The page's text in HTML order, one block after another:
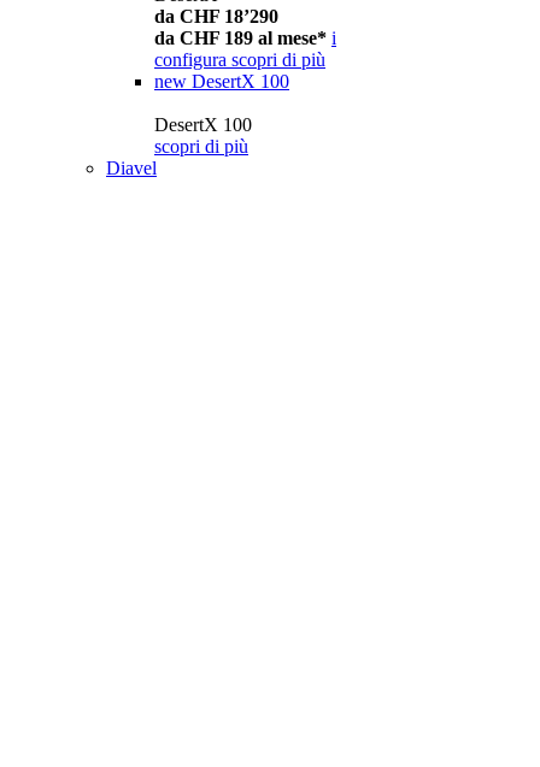
da CHF 18’290
da CHF 189 al mese* i
configura scopri di più
new DesertX 100
DesertX 100
scopri di più
Diavel